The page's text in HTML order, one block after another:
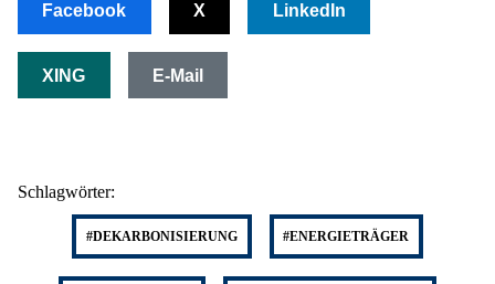
Facebook X LinkedIn
XING E-Mail
Schlagwörter:
#DEKARBONISIERUNG #ENERGIETRÄGER